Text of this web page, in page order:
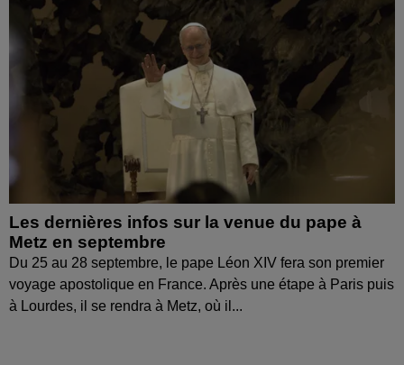
Les dernières infos sur la venue du pape à
Metz en septembre
Du 25 au 28 septembre, le pape Léon XIV fera son premier
voyage apostolique en France. Après une étape à Paris puis
à Lourdes, il se rendra à Metz, où il...